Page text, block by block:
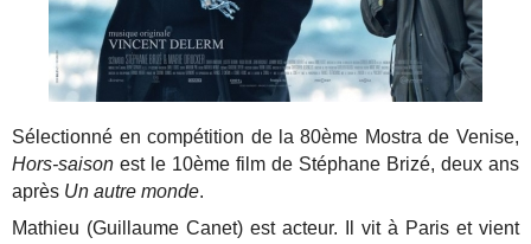
Sélectionné en compétition de la 80ème Mostra de Venise,
Hors-saison est le 10ème film de Stéphane Brizé, deux ans
après Un autre monde.
Mathieu (Guillaume Canet) est acteur. Il vit à Paris et vient